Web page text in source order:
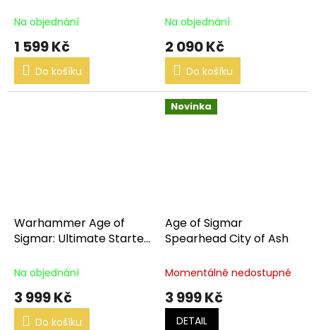
Na objednání
1 599 Kč
Do košíku
Na objednání
2 090 Kč
Do košíku
Warhammer Age of
Sigmar: Ultimate Starter
Na objednání
3 999 Kč
Do košíku
Novinka
Age of Sigmar
Spearhead City of Ash
Momentálně nedostupné
3 999 Kč
DETAIL